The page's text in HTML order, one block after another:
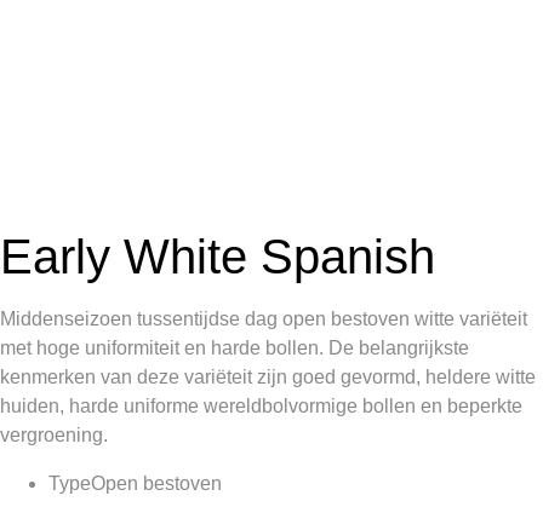
Early White Spanish
Middenseizoen tussentijdse dag open bestoven witte variëteit
met hoge uniformiteit en harde bollen. De belangrijkste
kenmerken van deze variëteit zijn goed gevormd, heldere witte
huiden, harde uniforme wereldbolvormige bollen en beperkte
vergroening.
TypeOpen bestoven